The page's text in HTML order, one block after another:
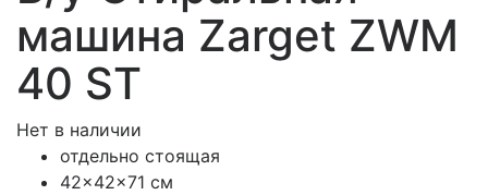
машина Zarget ZWM
40 ST
Нет в наличии
отдельно стоящая
42x42x71 см